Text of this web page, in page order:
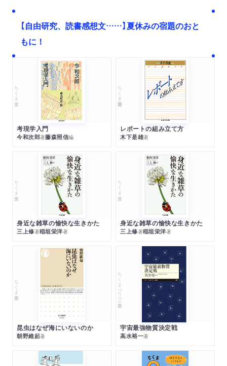
【自由研究、読書感想文……】夏休みの宿題のおと
もに！
ちくま文庫
考現学入門
今和次郎著藤森照信編
ちくま学芸文庫
レポートの組み立て方
木下是雄著
ちくま文庫
身近な雑草の愉快な生きかた
三上修著稲垣栄洋著
ちくま文庫
身近な雑草の愉快な生きかた
三上修著稲垣栄洋著
ちくま新書
昆虫はなぜ海にいないのか
朝野維起著
ちくまプリマー新書
宇宙最強物質決定戦
高水裕一著